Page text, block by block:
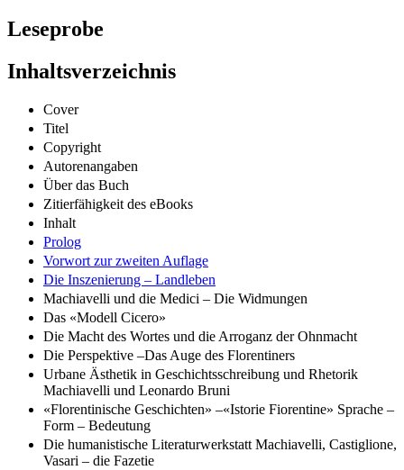
Leseprobe
Inhaltsverzeichnis
Cover
Titel
Copyright
Autorenangaben
Über das Buch
Zitierfähigkeit des eBooks
Inhalt
Prolog
Vorwort zur zweiten Auflage
Die Inszenierung – Landleben
Machiavelli und die Medici – Die Widmungen
Das «Modell Cicero»
Die Macht des Wortes und die Arroganz der Ohnmacht
Die Perspektive –Das Auge des Florentiners
Urbane Ästhetik in Geschichtsschreibung und Rhetorik
Machiavelli und Leonardo Bruni
«Florentinische Geschichten» –«Istorie Fiorentine» Sprache –
Form – Bedeutung
Die humanistische Literaturwerkstatt Machiavelli, Castiglione,
Vasari – die Fazetie